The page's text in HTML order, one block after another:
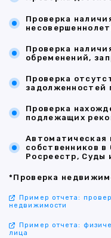
Проверка
Проверка
обременений,
Проверка
задолженностей
Проверка
подлежащих
Автоматическая
собственников
Росреестр, Суды
*Проверка
Пример отчета:
недвижимости
Пример отчета:
лица